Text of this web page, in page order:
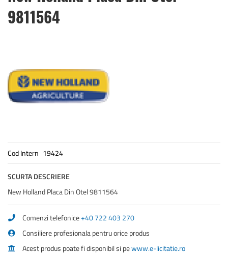
the
beginning
9811564
Cod Intern 19424
SCURTA DESCRIERE
New Holland Placa Din Otel 9811564
Comenzi telefonice+40 722 403 270
Consiliere profesionala pentru orice produs
Acest produs poate fi disponibil si pewww.e-licitatie.ro